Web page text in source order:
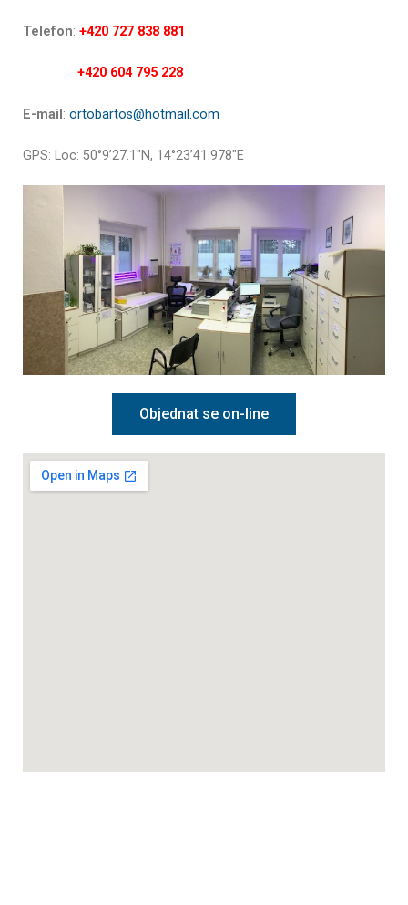
Telefon: +420 727 838 881
+420 604 795 228
E-mail : ortobartos@hotmail.com
GPS: Loc: 50°9’27.1″N, 14°23’41.978″E
Objednat se on-line